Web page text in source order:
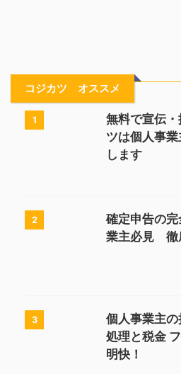
コジカツ オススメ
1
無料で宣伝
ツは個人事
します
2
確定申告の
業主必見 徹
3
個人事業主
処理と税金
明快！